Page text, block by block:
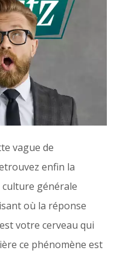
vague de
enfin la
générale
où la réponse
votre cerveau qui
ce phénomène est